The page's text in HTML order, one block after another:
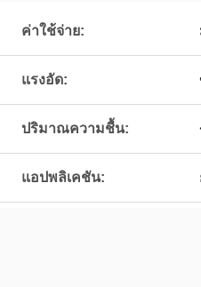
ค่าใช้จ่าย:
แรงอัด:
ปริมาณความชื้น:
แอปพลิเคชัน: